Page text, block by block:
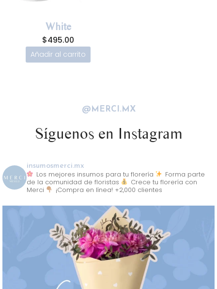
White
$495.00
Añadir al carrito
@MERCI.MX
Síguenos en Instagram
insumosmerci.mx
Los mejores insumos para tu florería
Forma parte
de la comunidad de floristas
Crece tu florería con
Merci
¡Compra en línea! +2,000 clientes